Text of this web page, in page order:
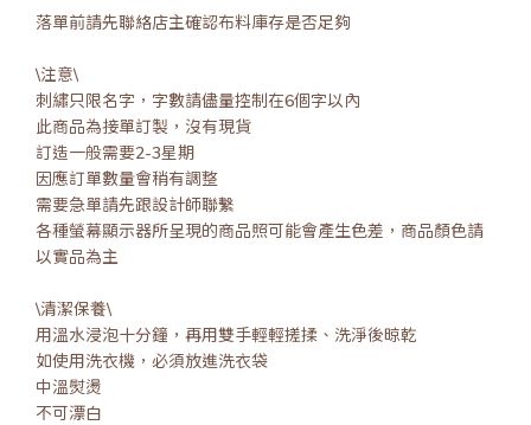
落單前請先聯絡店主確認布料庫存是否足夠
\注意\
刺繡只限名字，字數請儘量控制在6個字以內
此商品為接單訂製，沒有現貨
訂造一般需要2-3星期
因應訂單數量會稍有調整
需要急單請先跟設計師聯繫
各種螢幕顯示器所呈現的商品照可能會產生色差，商品顏色請
以實品為主
\清潔保養\
用溫水浸泡十分鐘，再用雙手輕輕搓揉、洗淨後晾乾
如使用洗衣機，必須放進洗衣袋
中溫熨燙
不可漂白